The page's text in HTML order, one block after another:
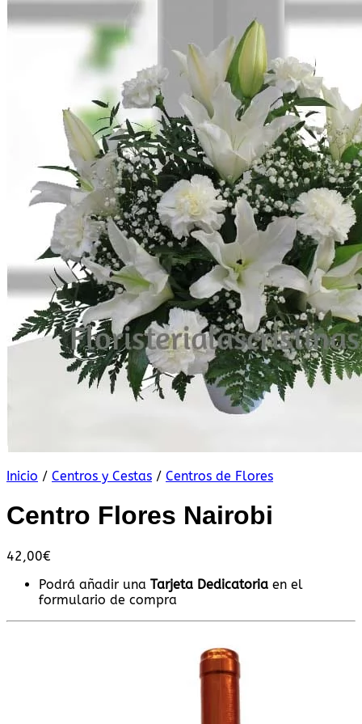
Inicio / Centros y Cestas / Centros de Flores
Centro Flores Nairobi
42,00€
Podrá añadir una Tarjeta Dedicatoria en el
formulario de compra